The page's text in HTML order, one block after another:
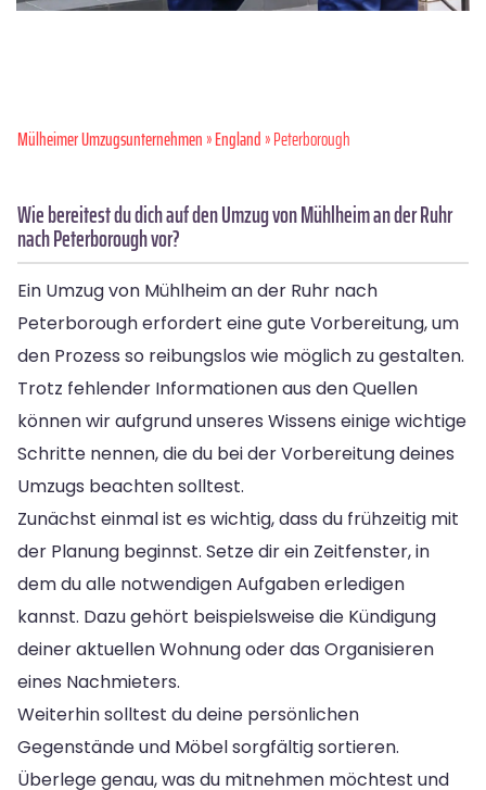
Mülheimer Umzugsunternehmen»England» Peterborough
Wie bereitest du dich auf den Umzug von Mühlheim an der Ruhr
nach Peterborough vor?
Ein Umzug von Mühlheim an der Ruhr nach
Peterborough erfordert eine gute Vorbereitung, um
den Prozess so reibungslos wie möglich zu gestalten.
Trotz fehlender Informationen aus den Quellen
können wir aufgrund unseres Wissens einige wichtige
Schritte nennen, die du bei der Vorbereitung deines
Umzugs beachten solltest.
Zunächst einmal ist es wichtig, dass du frühzeitig mit
der Planung beginnst. Setze dir ein Zeitfenster, in
dem du alle notwendigen Aufgaben erledigen
kannst. Dazu gehört beispielsweise die Kündigung
deiner aktuellen Wohnung oder das Organisieren
eines Nachmieters.
Weiterhin solltest du deine persönlichen
Gegenstände und Möbel sorgfältig sortieren.
Überlege genau, was du mitnehmen möchtest und